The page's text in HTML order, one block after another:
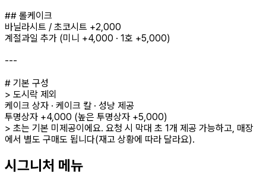
## 롤케이크
바닐라시트 / 초코시트 +2,000
계절과일 추가 (미니 +4,000 · 1호 +5,000)
---
# 기본 구성
> 도시락 제외
케이크 상자 · 케이크 칼 · 성냥 제공
투명상자 +4,000 (높은 투명상자 +5,000)
> 초는 기본 미제공이에요. 요청 시 막대 초 1개 제공 가능하고, 매장
에서 별도 구매도 됩니다(재고 상황에 따라 달라요).
시그니처 메뉴